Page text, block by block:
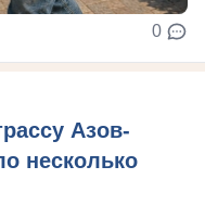
0
Азов-
несколько